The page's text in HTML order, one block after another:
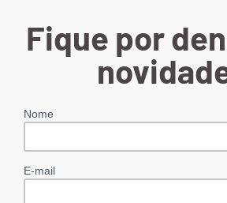
Fique por
Nome
E-mail